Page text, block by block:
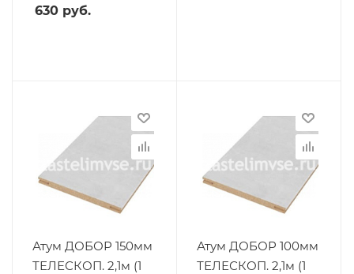
630 руб.
Атум ДОБОР 150мм
ТЕЛЕСКОП. 2,1м (1
Атум ДОБОР 100мм
ТЕЛЕСКОП. 2,1м (1